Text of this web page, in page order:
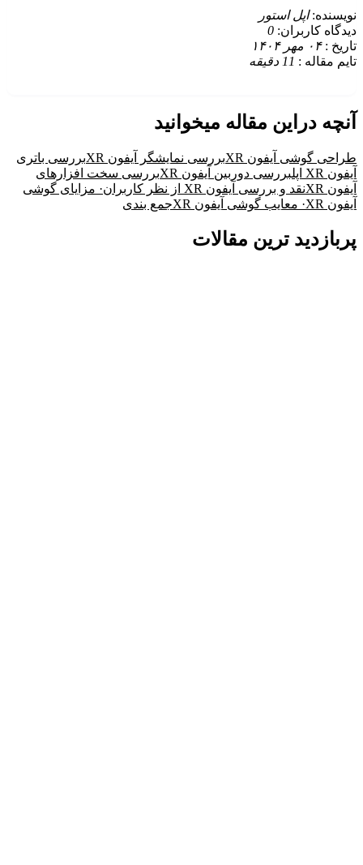
نویسنده:اپل استور
دیدگاه کاربران: 0
تاریخ : ۰۴ مهر ۱۴۰۴
تایم مقاله : 11 دقیقه
آنچه دراین مقاله میخوانید
طراحی گوشی آیفون XR بررسی نمایشگر آیفون XR
بررسی باتری
آیفون XR اپل
بررسی دوربین آیفون XR
بررسی سخت افزارهای
آیفون XR
نقد و بررسی آیفون XR از نظر کاربران
· مزایای گوشی
آیفون XR
· معایب گوشی آیفون XR جمع بندی
پربازدید ترین مقالات